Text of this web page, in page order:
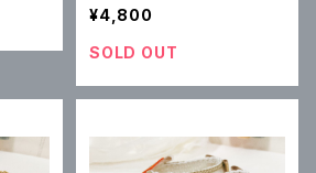
¥4,800
SOLD OUT